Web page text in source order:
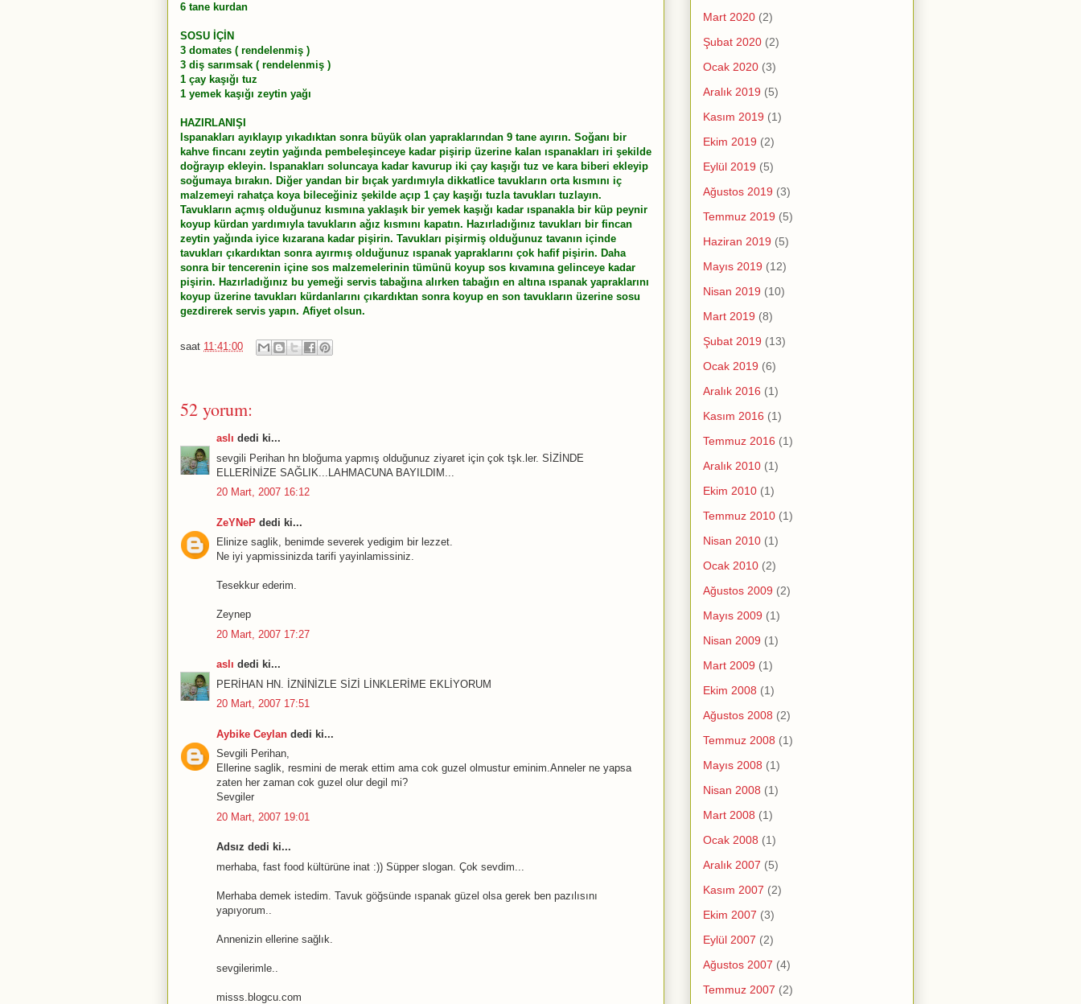
6 tane kurdan
SOSU İÇİN
3 domates ( rendelenmiş )
3 diş sarımsak ( rendelenmiş )
1 çay kaşığı tuz
1 yemek kaşığı zeytin yağı
HAZIRLANIŞI
Ispanakları ayıklayıp yıkadıktan sonra büyük olan yapraklarından 9 tane ayırın. Soğanı bir
kahve fincanı zeytin yağında pembeleşinceye kadar pişirip üzerine kalan ıspanakları iri şekilde
doğrayıp ekleyin. Ispanakları soluncaya kadar kavurup iki çay kaşığı tuz ve kara biberi ekleyip
soğumaya bırakın. Diğer yandan bir bıçak yardımıyla dikkatlice tavukların orta kısmını iç
malzemeyi rahatça koya bileceğiniz şekilde açıp 1 çay kaşığı tuzla tavukları tuzlayın.
Tavukların açmış olduğunuz kısmına yaklaşık bir yemek kaşığı kadar ıspanakla bir küp peynir
koyup kürdan yardımıyla tavukların ağız kısmını kapatın. Hazırladığınız tavukları bir fincan
zeytin yağında iyice kızarana kadar pişirin. Tavukları pişirmiş olduğunuz tavanın içinde
tavukları çıkardıktan sonra ayırmış olduğunuz ıspanak yapraklarını çok hafif pişirin. Daha
sonra bir tencerenin içine sos malzemelerinin tümünü koyup sos kıvamına gelinceye kadar
pişirin. Hazırladığınız bu yemeği servis tabağına alırken tabağın en altına ıspanak yapraklarını
koyup üzerine tavukları kürdanlarını çıkardıktan sonra koyup en son tavukların üzerine sosu
gezdirerek servis yapın. Afiyet olsun.
saat 11:41:00
52 yorum:
aslı dedi ki...
sevgili Perihan hn bloğuma yapmış olduğunuz ziyaret için çok tşk.ler. SİZİNDE
ELLERİNİZE SAĞLIK...LAHMACUNA BAYILDIM...
20 Mart, 2007 16:12
ZeYNeP dedi ki...
Elinize saglik, benimde severek yedigim bir lezzet.
Ne iyi yapmissinizda tarifi yayinlamissiniz.
Tesekkur ederim.
Zeynep
20 Mart, 2007 17:27
aslı dedi ki...
PERİHAN HN. İZNİNİZLE SİZİ LİNKLERİME EKLİYORUM
20 Mart, 2007 17:51
Aybike Ceylan dedi ki...
Sevgili Perihan,
Ellerine saglik, resmini de merak ettim ama cok guzel olmustur eminim.Anneler ne yapsa
zaten her zaman cok guzel olur degil mi?
Sevgiler
20 Mart, 2007 19:01
Adsız dedi ki...
merhaba, fast food kültürüne inat :)) Süpper slogan. Çok sevdim...
Merhaba demek istedim. Tavuk göğsünde ıspanak güzel olsa gerek ben pazılısını
yapıyorum..
Annenizin ellerine sağlık.
sevgilerimle..
misss.blogcu.com
Mart 2020 (2)
Şubat 2020 (2)
Ocak 2020 (3)
Aralık 2019 (5)
Kasım 2019 (1)
Ekim 2019 (2)
Eylül 2019 (5)
Ağustos 2019 (3)
Temmuz 2019 (5)
Haziran 2019 (5)
Mayıs 2019 (12)
Nisan 2019 (10)
Mart 2019 (8)
Şubat 2019 (13)
Ocak 2019 (6)
Aralık 2016 (1)
Kasım 2016 (1)
Temmuz 2016 (1)
Aralık 2010 (1)
Ekim 2010 (1)
Temmuz 2010 (1)
Nisan 2010 (1)
Ocak 2010 (2)
Ağustos 2009 (2)
Mayıs 2009 (1)
Nisan 2009 (1)
Mart 2009 (1)
Ekim 2008 (1)
Ağustos 2008 (2)
Temmuz 2008 (1)
Mayıs 2008 (1)
Nisan 2008 (1)
Mart 2008 (1)
Ocak 2008 (1)
Aralık 2007 (5)
Kasım 2007 (2)
Ekim 2007 (3)
Eylül 2007 (2)
Ağustos 2007 (4)
Temmuz 2007 (2)